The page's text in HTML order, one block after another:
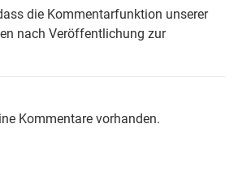
die Kommentarfunktion unserer
nach Veröffentlichung zur
Kommentare vorhanden.